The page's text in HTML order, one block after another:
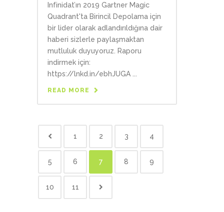
Infinidat’ın 2019 Gartner Magic
Quadrant'ta Birincil Depolama için
bir lider olarak adlandırıldığına dair
haberi sizlerle paylaşmaktan
mutluluk duyuyoruz. Raporu
indirmek için:
https://lnkd.in/ebhJUGA ...
READ MORE
1 2 3 4
5 6 7 8 9
10 11